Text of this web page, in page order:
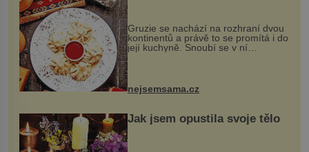
Gruzie se nachází na rozhraní dvou
kontinentů a právě to se promítá i do
její kuchyně. Snoubí se v ní
evropské a asijské chutě a díky tomu
vznikají rozmanité a chuťově bohaté
pokrmy, které rozhodně st...
nejsemsama.cz
Jak jsem opustila svoje tělo